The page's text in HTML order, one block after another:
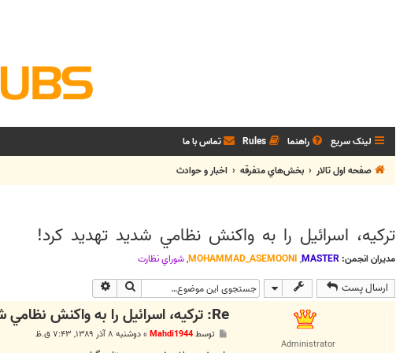
لینک سریع راهنما Rules تماس با ما
صفحه اول تالار
بخش‌‌هاي متفرقه اخبار و حوادث
تركيه، اسرائيل را به واكنش نظامي شديد تهديد كرد!
مدیران انجمن: MASTER
,
MOHAMMAD_ASEMOONI
,شوراي نظارت
ارسال پست جستجو
Administrator
Re: تركيه، اسرائيل را به واكنش نظامي شديد تهديد كرد!
توسطMahdi1944
»دوشنبه ۸ آذر ۱۳۸۹, ۷:۴۳ ق.ظ